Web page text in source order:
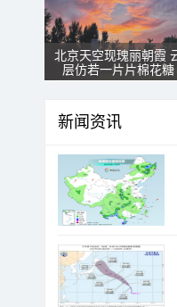
北京天空现瑰丽朝霞
层仿若一片片棉花糖
新闻资讯